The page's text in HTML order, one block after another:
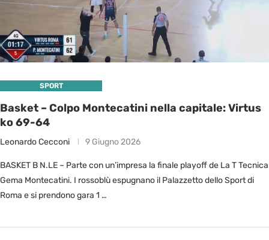
SPORT
Basket – Colpo Montecatini nella capitale: Virtus
ko 69-64
Leonardo Cecconi 9 Giugno 2026
BASKET B N.LE – Parte con un’impresa la finale playoff de La T Tecnica
Gema Montecatini. I rossoblù espugnano il Palazzetto dello Sport di
Roma e si prendono gara 1 …